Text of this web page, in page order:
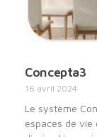
Concepta3
16 avril 2024
Le système
espaces de